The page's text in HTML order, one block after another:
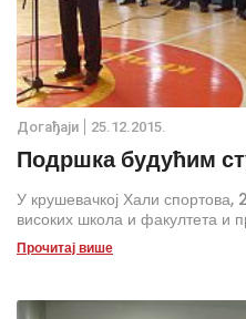
Дoгађаjи 25.12.2015.
Подршка будућим
У крушевачкој Хали
високих школа и факултета и
Прочитај више